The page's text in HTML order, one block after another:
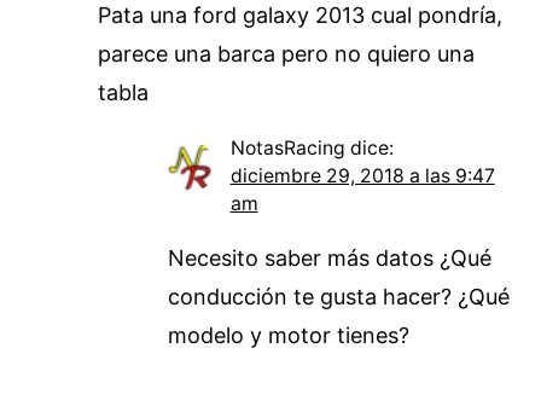
Pata una ford galaxy 2013 cual pondría,
parece una barca pero no quiero una
tabla
NotasRacing dice:
diciembre 29, 2018 a las 9:47
am
Necesito saber más datos ¿Qué
conducción te gusta hacer? ¿Qué
modelo y motor tienes?